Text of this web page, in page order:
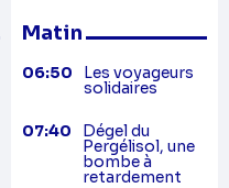
Matin
06:50 Les voyageurs
solidaires
07:40 Dégel du
Pergélisol, une
bombe à
retardement